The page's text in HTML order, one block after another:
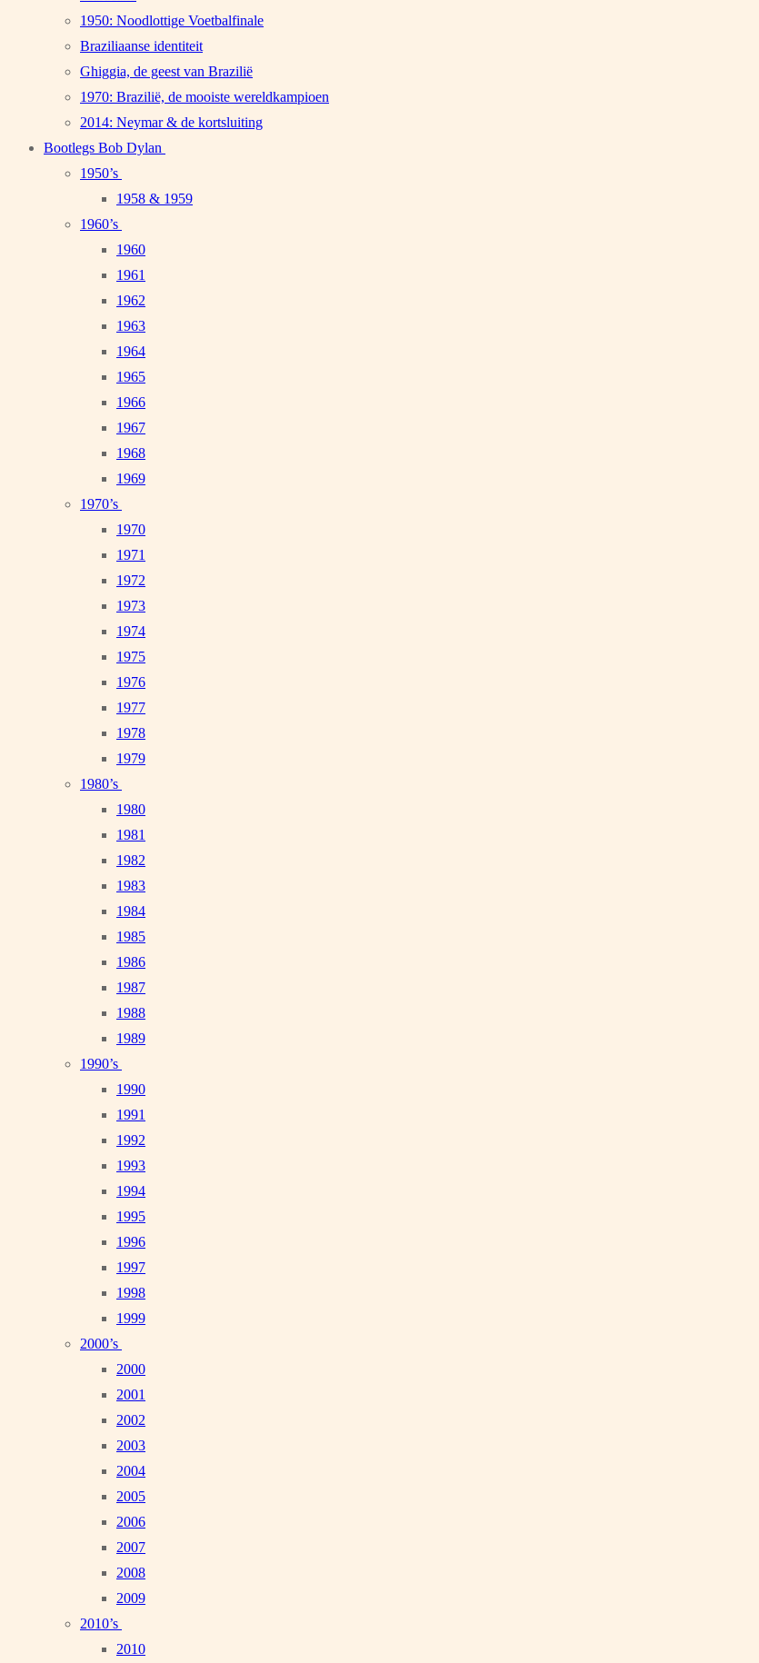
1950: Noodlottige Voetbalfinale
Braziliaanse identiteit
Ghiggia, de geest van Brazilië
1970: Brazilië, de mooiste wereldkampioen
2014: Neymar & de kortsluiting
Bootlegs Bob Dylan
1950’s
1958 & 1959
1960’s
1960
1961
1962
1963
1964
1965
1966
1967
1968
1969
1970’s
1970
1971
1972
1973
1974
1975
1976
1977
1978
1979
1980’s
1980
1981
1982
1983
1984
1985
1986
1987
1988
1989
1990’s
1990
1991
1992
1993
1994
1995
1996
1997
1998
1999
2000’s
2000
2001
2002
2003
2004
2005
2006
2007
2008
2009
2010’s
2010